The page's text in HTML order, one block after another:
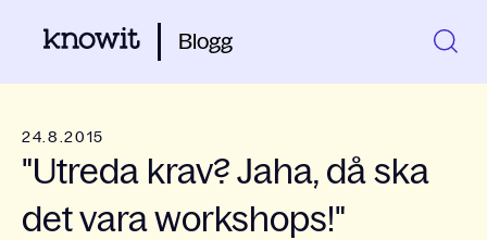
Blogg
24.8.2015
"Utreda krav? Jaha, då ska
det vara workshops!"